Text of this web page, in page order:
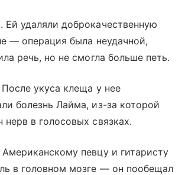
удаляли доброкачественную
— операция была неудачной,
речь, но не смогла больше петь.
укуса клеща у нее
болезнь Лайма, из-за которой
в голосовых связках.
певцу и гитаристу
в головном мозге — он пообещал